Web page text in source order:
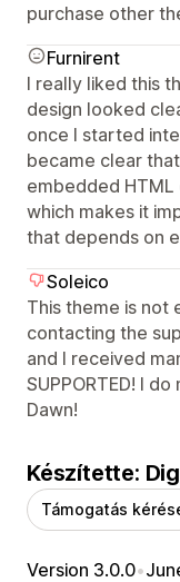
purchase other
Furnirent
I really liked this
design looked
once I started
became clear
embedded
which makes it
that depends on
Soleico
This theme is not
contacting the
and I received
SUPPORTED! I
Dawn!
Készítette:
Támogatás
Version 3.0.0•